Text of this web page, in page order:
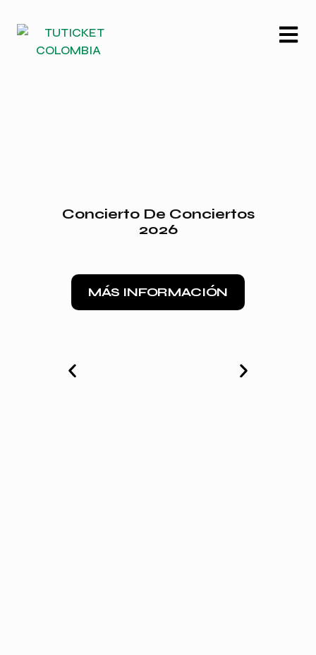
Concierto De Conciertos
2026
MÁS INFORMACIÓN